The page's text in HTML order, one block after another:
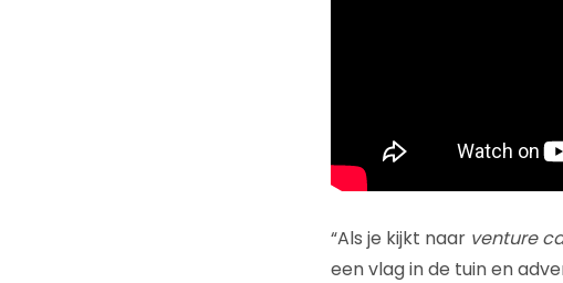
“Als je kijkt naar venture
een vlag in de tuin en